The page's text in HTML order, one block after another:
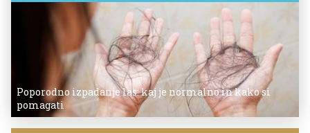
Poporodno izpadanje las: kaj je normalno in kako si
pomagati